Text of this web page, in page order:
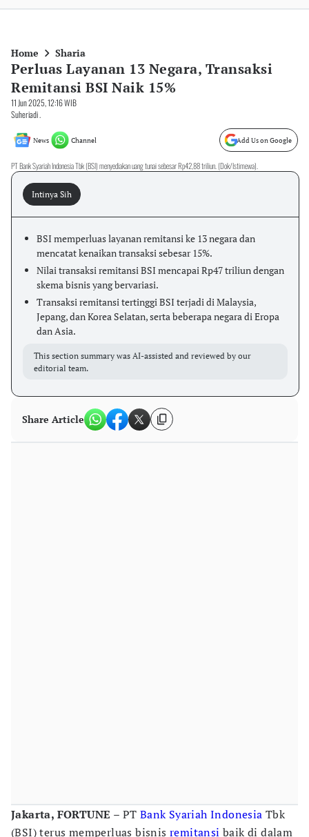
Home Sharia
Perluas Layanan 13 Negara, Transaksi
Remitansi BSI Naik 15%
11 Jun 2025, 12:16 WIB
Suheriadi .
News Channel Add Us on Google
PT Bank Syariah Indonesia Tbk (BSI) menyediakan uang tunai sebesar Rp42,88 triliun. (Dok/Istimewa).
Intinya Sih
BSI memperluas layanan remitansi ke 13 negara dan
mencatat kenaikan transaksi sebesar 15%.
Nilai transaksi remitansi BSI mencapai Rp47 triliun dengan
skema bisnis yang bervariasi.
Transaksi remitansi tertinggi BSI terjadi di Malaysia,
Jepang, dan Korea Selatan, serta beberapa negara di Eropa
dan Asia.
This section summary was AI-assisted and reviewed by our
editorial team.
Share Article
Jakarta, FORTUNE – PT Bank Syariah Indonesia Tbk
(BSI) terus memperluas bisnis remitansi baik di dalam